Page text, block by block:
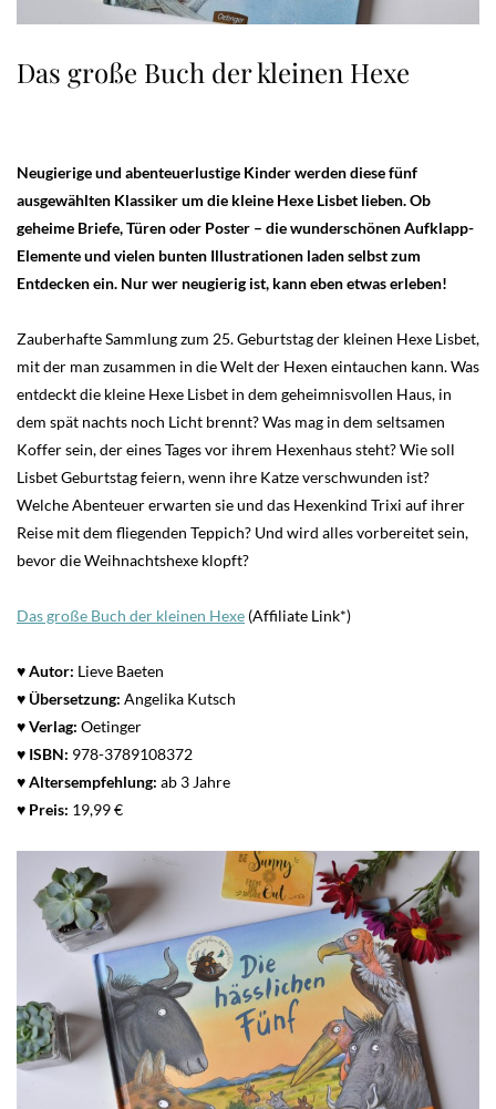
Das große Buch der kleinen Hexe
Neugierige und abenteuerlustige Kinder werden diese fünf
ausgewählten Klassiker um die kleine Hexe Lisbet lieben. Ob
geheime Briefe, Türen oder Poster – die wunderschönen Aufklapp-
Elemente und vielen bunten Illustrationen laden selbst zum
Entdecken ein. Nur wer neugierig ist, kann eben etwas erleben!
Zauberhafte Sammlung zum 25. Geburtstag der kleinen Hexe Lisbet,
mit der man zusammen in die Welt der Hexen eintauchen kann. Was
entdeckt die kleine Hexe Lisbet in dem geheimnisvollen Haus, in
dem spät nachts noch Licht brennt? Was mag in dem seltsamen
Koffer sein, der eines Tages vor ihrem Hexenhaus steht? Wie soll
Lisbet Geburtstag feiern, wenn ihre Katze verschwunden ist?
Welche Abenteuer erwarten sie und das Hexenkind Trixi auf ihrer
Reise mit dem fliegenden Teppich? Und wird alles vorbereitet sein,
bevor die Weihnachtshexe klopft?
Das große Buch der kleinen Hexe (Affiliate Link*)
♥ Autor: Lieve Baeten
♥Übersetzung: Angelika Kutsch
♥ Verlag: Oetinger
♥ ISBN: 978-3789108372
♥Altersempfehlung: ab 3 Jahre
♥ Preis: 19,99 €